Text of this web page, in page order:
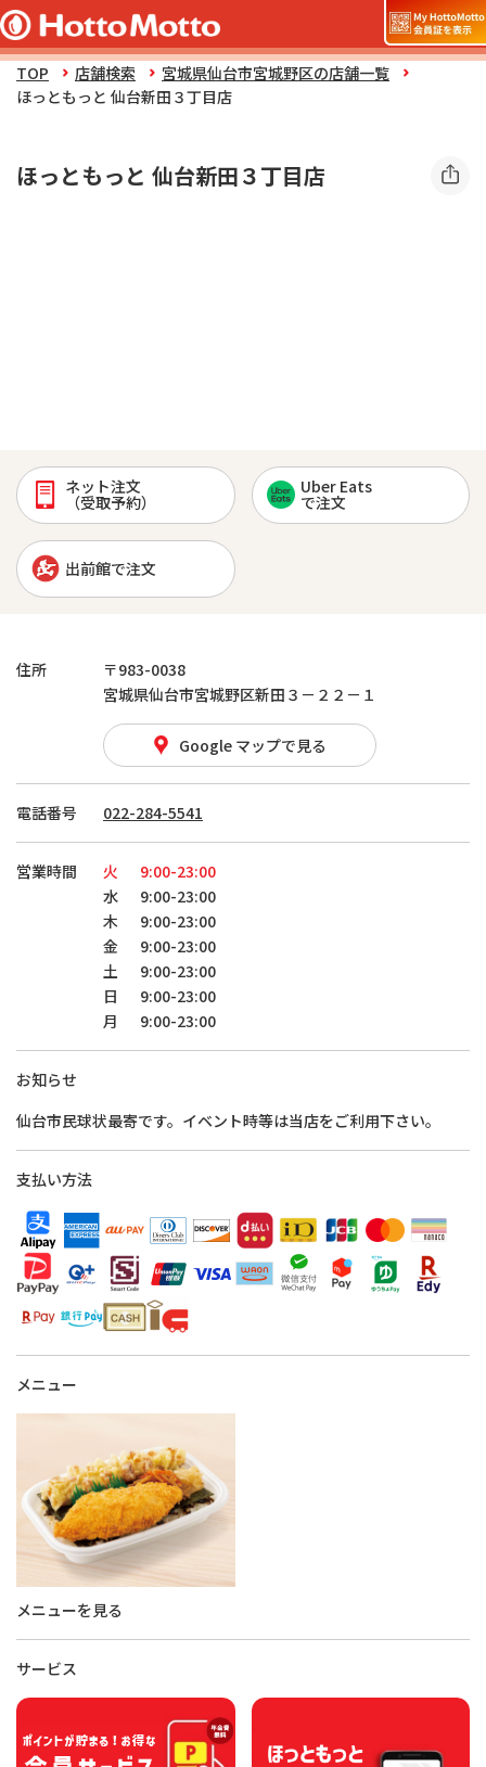
TOP 店舗検索
宮城県仙台市宮城野区の店舗一覧
ほっともっと 仙台新田３丁目店
ほっともっと 仙台新田３丁目店
ネット注文
（受取予約）
Uber Eats
で注文
出前館で注文
住所
〒983-0038
宮城県仙台市宮城野区新田３－２２－１
Google マップで見る
電話番号 022-284-5541
営業時間 火
9:00-23:00
水
9:00-23:00
木
9:00-23:00
金
9:00-23:00
土
9:00-23:00
日
9:00-23:00
月
9:00-23:00
お知らせ
仙台市民球状最寄です。イベント時等は当店をご利用下さい。
支払い方法
メニュー
メニューを見る
サービス